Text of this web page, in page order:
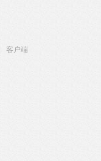
客户端